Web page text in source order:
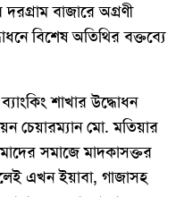
বাজারে অগ্রণী
বিশেষ অতিথির বক্তব্যে
শাখার উদ্ধোধন
চেয়ারম্যান মো. মতিয়ার
সমাজে মাদকাসক্তর
এখন ইয়াবা, গাজাসহ